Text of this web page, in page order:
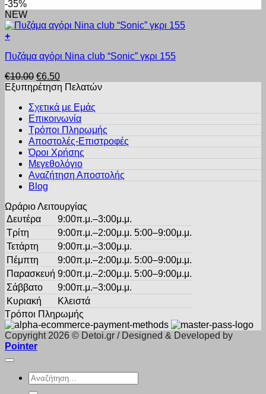
σελίδα
του
προϊόντος
πολλαπλές
παραλλαγές.
Οι
επιλογές
να
στη
σελίδα
προϊόντος
€8.00.είναι:
-35%
NEW
+
το
έχει
πολλαπλές
επιλογές
μπορούν
επιλεγούν
σελίδα
Πυζάμα αγόρι Nina club “Sonic” γκρι 155
€10.00 Original
price
€10.00.
€6.50Η
τρέχουσα
είναι:
€6.50.
Εξυπηρέτηση Πελατών
Σχετικά με Εμάς
Επικοινωνία
Τρόποι Πληρωμής
Αποστολές-Επιστροφές
Όροι Χρήσης
Μεγεθολόγιο
Αναζήτηση Αποστολής
Blog
Ωράριο Λειτουργίας
Δευτέρα
9:00π.μ.–3:00μ.μ.
Τρίτη
9:00π.μ.–2:00μ.μ. 5:00–9:00μ.μ.
Τετάρτη
9:00π.μ.–3:00μ.μ.
Πέμπτη
9:00π.μ.–2:00μ.μ. 5:00–9:00μ.μ.
Παρασκευή 9:00π.μ.–2:00μ.μ. 5:00–9:00μ.μ.
Σάββατο
9:00π.μ.–3:00μ.μ.
Κυριακή
Κλειστά
Τρόποι Πληρωμής
Copyright 2026 © Detoi.gr / Designed & Developed by
Pointer
Αναζήτηση
για: